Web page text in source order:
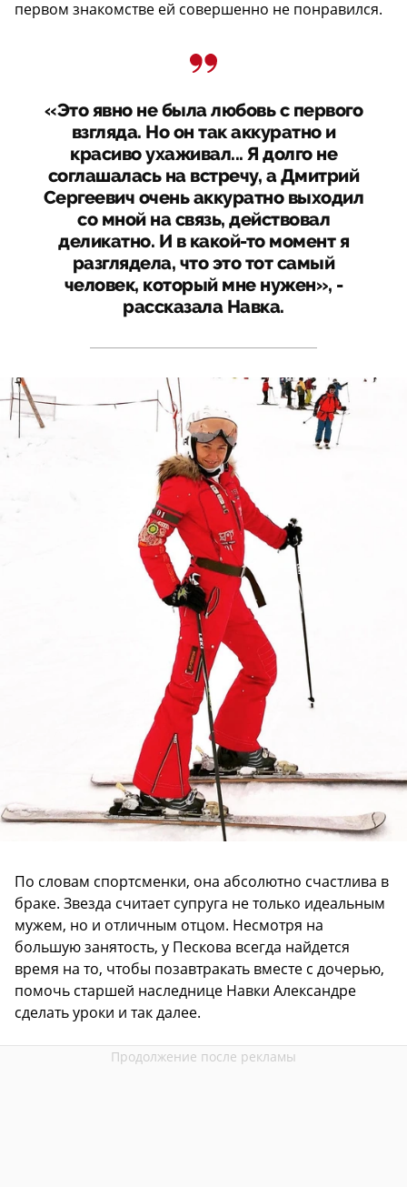
первом знакомстве ей совершенно не понравился.
«Это явно не была любовь с первого
взгляда. Но он так аккуратно и
красиво ухаживал... Я долго не
соглашалась на встречу, а Дмитрий
Сергеевич очень аккуратно выходил
со мной на связь, действовал
деликатно. И в какой-то момент я
разглядела, что это тот самый
человек, который мне нужен», -
рассказала Навка.
По словам спортсменки, она абсолютно счастлива в
браке. Звезда считает супруга не только идеальным
мужем, но и отличным отцом. Несмотря на
большую занятость, у Пескова всегда найдется
время на то, чтобы позавтракать вместе с дочерью,
помочь старшей наследнице Навки Александре
сделать уроки и так далее.